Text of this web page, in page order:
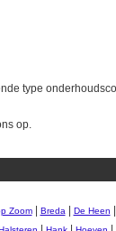
type
op.
Zoom| Breda| De Heen